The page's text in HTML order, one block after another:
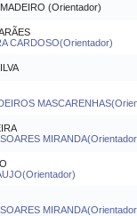
(Orientador)
CARDOSO(Orientador)